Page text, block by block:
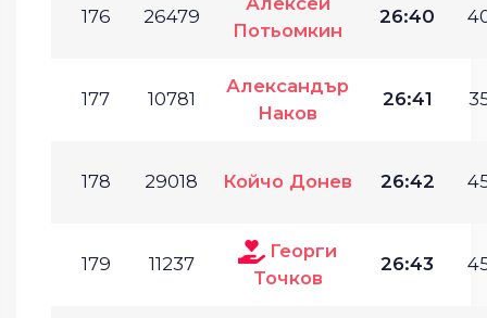
176 26479
Потьомкин
26:40
177 10781
Александър
Наков
26:41
178 29018 Койчо Донев 26:42
179 11237
Георги
Точков
26:43